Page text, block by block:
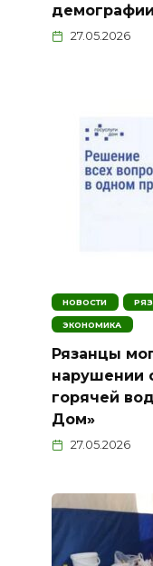
демографии
27.05.2026
НОВОСТИ
ЭКОНОМИКА
Рязанцы
нарушении
горячей
Дом»
27.05.2026